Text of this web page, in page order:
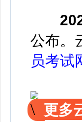
公布。
员考试
更多